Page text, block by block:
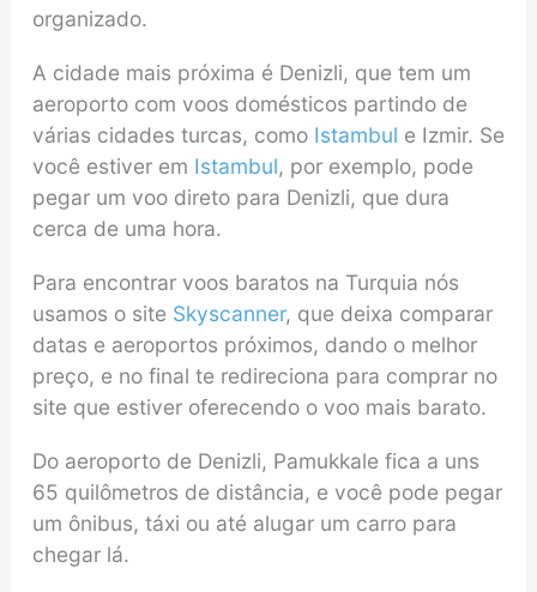
organizado.
A cidade mais próxima é Denizli, que tem um
aeroporto com voos domésticos partindo de
várias cidades turcas, como Istambul e Izmir. Se
você estiver em Istambul, por exemplo, pode
pegar um voo direto para Denizli, que dura
cerca de uma hora.
Para encontrar voos baratos na Turquia nós
usamos o site Skyscanner, que deixa comparar
datas e aeroportos próximos, dando o melhor
preço, e no final te redireciona para comprar no
site que estiver oferecendo o voo mais barato.
Do aeroporto de Denizli, Pamukkale fica a uns
65 quilômetros de distância, e você pode pegar
um ônibus, táxi ou até alugar um carro para
chegar lá.